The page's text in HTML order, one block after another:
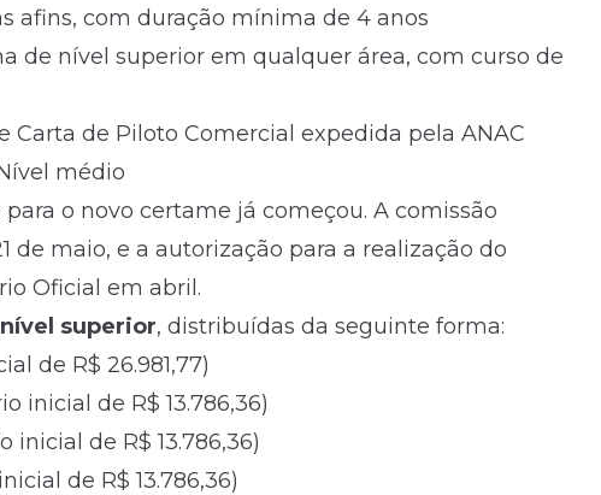
afins, com duração mínima de 4 anos
de nível superior em qualquer área, com curso de
Carta de Piloto Comercial expedida pela ANAC
médio
o novo certame já começou. A comissão
de maio, e a autorização para a realização do
Oficial em abril.
superior, distribuídas da seguinte forma:
de R$ 26.981,77)
inicial de R$ 13.786,36)
inicial de R$ 13.786,36)
de R$ 13.786,36)